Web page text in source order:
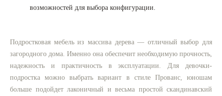
возможностей для выбора конфигурации.
Подростковая мебель из массива дерева — отличный выбор для
загородного дома. Именно она обеспечит необходимую прочность,
надежность и практичность в эксплуатации. Для девочки-
подростка можно выбрать вариант в стиле Прованс, юношам
больше подойдет лаконичный и весьма простой скандинавский